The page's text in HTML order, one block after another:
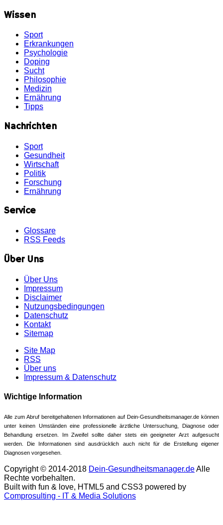
Wissen
Sport
Erkrankungen
Psychologie
Doping
Sucht
Philosophie
Medizin
Ernährung
Tipps
Nachrichten
Sport
Gesundheit
Wirtschaft
Politik
Forschung
Ernährung
Service
Glossare
RSS Feeds
Über Uns
Über Uns
Impressum
Disclaimer
Nutzungsbedingungen
Datenschutz
Kontakt
Sitemap
Site Map
RSS
Über uns
Impressum & Datenschutz
Wichtige Information
Alle zum Abruf bereitgehaltenen Informationen auf Dein-Gesundheitsmanager.de können
unter keinen Umständen eine professionelle ärztliche Untersuchung, Diagnose oder
Behandlung ersetzen. Im Zweifel sollte daher stets ein geeigneter Arzt aufgesucht
werden. Die Informationen sind ausdrücklich auch nicht für die Erstellung eigener
Diagnosen vorgesehen.
Copyright © 2014-2018 Dein-Gesundheitsmanager.deAlle
Rechte vorbehalten.
Built with fun & love, HTML5 and CSS3 powered by
Comprosulting - IT & Media Solutions